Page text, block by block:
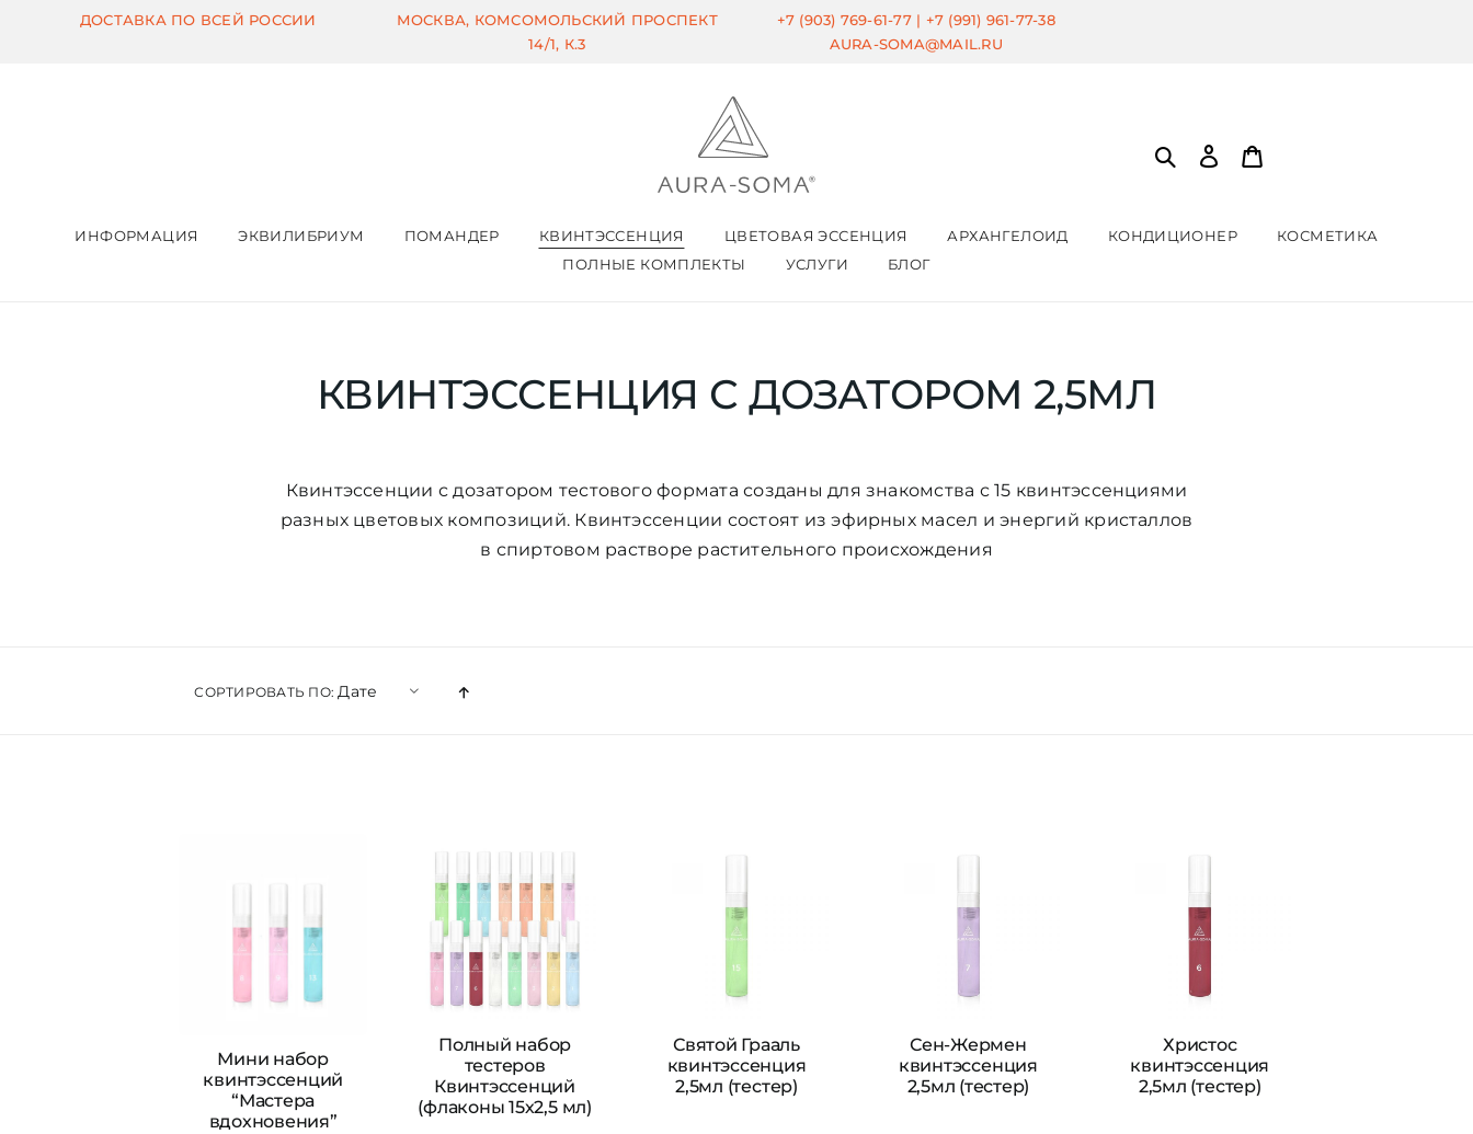
ДОСТАВКА ПО ВСЕЙ РОССИИ
МОСКВА, КОМСОМОЛЬСКИЙ ПРОСПЕКТ
14/1, К.3
+7 (903) 769-61-77 | +7 (991) 961-77-38
AURA-SOMA@MAIL.RU
ИНФОРМАЦИЯ ЭКВИЛИБРИУМ ПОМАНДЕР КВИНТЭССЕНЦИЯ ЦВЕТОВАЯ ЭССЕНЦИЯ АРХАНГЕЛОИД КОНДИЦИОНЕР
КОСМЕТИКА
ПОЛНЫЕ КОМПЛЕКТЫ
УСЛУГИ БЛОГ
КВИНТЭССЕНЦИЯ С ДОЗАТОРОМ 2,5МЛ
Квинтэссенции с дозатором тестового формата созданы для знакомства с 15 квинтэссенциями
разных цветовых композиций. Квинтэссенции состоят из эфирных масел и энергий кристаллов
в спиртовом растворе растительного происхождения
СОРТИРОВАТЬ ПО:Дате
Мини набор
квинтэссенций
“Мастера
вдохновения”
Полный набор
тестеров
Квинтэссенций
(флаконы 15х2,5 мл)
Святой Грааль
квинтэссенция
2,5мл (тестер)
Сен-Жермен
квинтэссенция
2,5мл (тестер)
Христос
квинтэссенция
2,5мл (тестер)